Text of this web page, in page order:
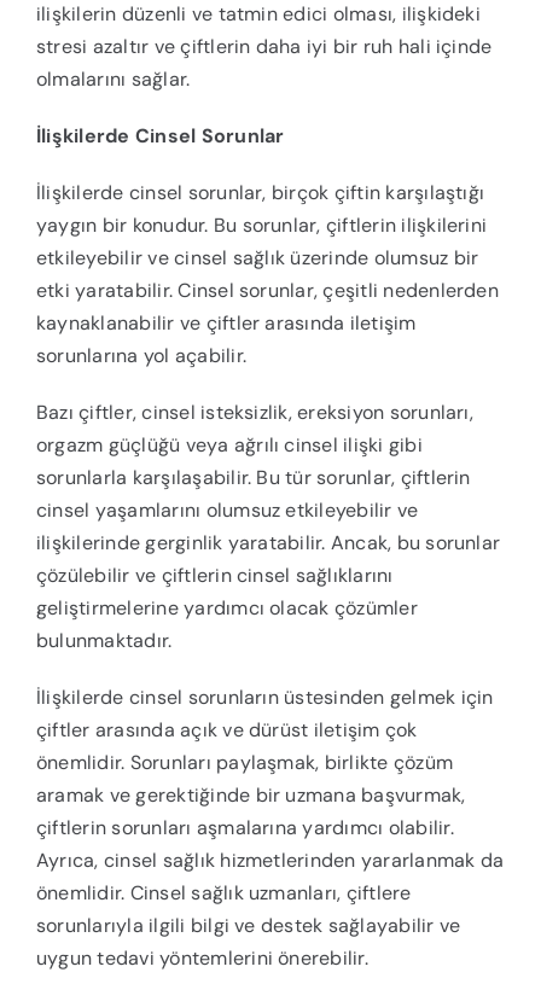
ilişkilerin düzenli ve tatmin edici olması, ilişkideki
stresi azaltır ve çiftlerin daha iyi bir ruh hali içinde
olmalarını sağlar.
İlişkilerde Cinsel Sorunlar
İlişkilerde cinsel sorunlar, birçok çiftin karşılaştığı
yaygın bir konudur. Bu sorunlar, çiftlerin ilişkilerini
etkileyebilir ve cinsel sağlık üzerinde olumsuz bir
etki yaratabilir. Cinsel sorunlar, çeşitli nedenlerden
kaynaklanabilir ve çiftler arasında iletişim
sorunlarına yol açabilir.
Bazı çiftler, cinsel isteksizlik, ereksiyon sorunları,
orgazm güçlüğü veya ağrılı cinsel ilişki gibi
sorunlarla karşılaşabilir. Bu tür sorunlar, çiftlerin
cinsel yaşamlarını olumsuz etkileyebilir ve
ilişkilerinde gerginlik yaratabilir. Ancak, bu sorunlar
çözülebilir ve çiftlerin cinsel sağlıklarını
geliştirmelerine yardımcı olacak çözümler
bulunmaktadır.
İlişkilerde cinsel sorunların üstesinden gelmek için
çiftler arasında açık ve dürüst iletişim çok
önemlidir. Sorunları paylaşmak, birlikte çözüm
aramak ve gerektiğinde bir uzmana başvurmak,
çiftlerin sorunları aşmalarına yardımcı olabilir.
Ayrıca, cinsel sağlık hizmetlerinden yararlanmak da
önemlidir. Cinsel sağlık uzmanları, çiftlere
sorunlarıyla ilgili bilgi ve destek sağlayabilir ve
uygun tedavi yöntemlerini önerebilir.